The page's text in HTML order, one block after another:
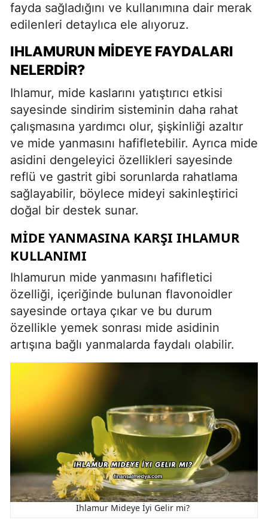
fayda sağladığını ve kullanımına dair merak
edilenleri detaylıca ele alıyoruz.
IHLAMURUN MIDEYE FAYDALARI
NELERDIR?
Ihlamur, mide kaslarını yatıştırıcı etkisi
sayesinde sindirim sisteminin daha rahat
çalışmasına yardımcı olur, şişkinliği azaltır
ve mide yanmasını hafifletebilir. Ayrıca mide
asidini dengeleyici özellikleri sayesinde
reflü ve gastrit gibi sorunlarda rahatlama
sağlayabilir, böylece mideyi sakinleştirici
doğal bir destek sunar.
MIDE YANMASINA KARŞI IHLAMUR
KULLANIMI
Ihlamurun mide yanmasını hafifletici
özelliği, içeriğinde bulunan flavonoidler
sayesinde ortaya çıkar ve bu durum
özellikle yemek sonrası mide asidinin
artışına bağlı yanmalarda faydalı olabilir.
Ihlamur Mideye İyi Gelir mi?